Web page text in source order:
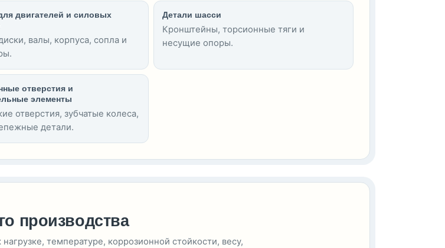
двигателей и силовых
валы, корпуса, сопла и
Детали шасси
Кронштейны, торсионные тяги и
несущие опоры.
отверстия и
элементы
отверстия, зубчатые колеса,
детали.
производства
температуре, коррозионной стойкости, весу,